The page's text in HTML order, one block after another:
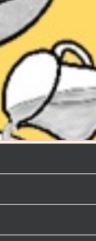
ろみのある上品な味わ